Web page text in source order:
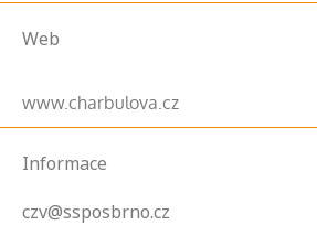
Web
www.charbulova.cz
Informace
czv@ssposbrno.cz